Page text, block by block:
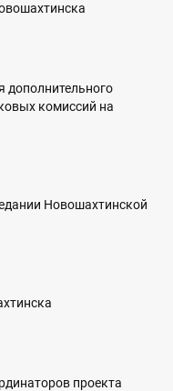
дополнительного
комиссий на
Новошахтинской
проекта